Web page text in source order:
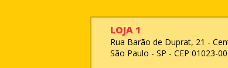
LOJA 1
Rua Barão de Duprat, 21 -
São Paulo - SP - CEP 01023-